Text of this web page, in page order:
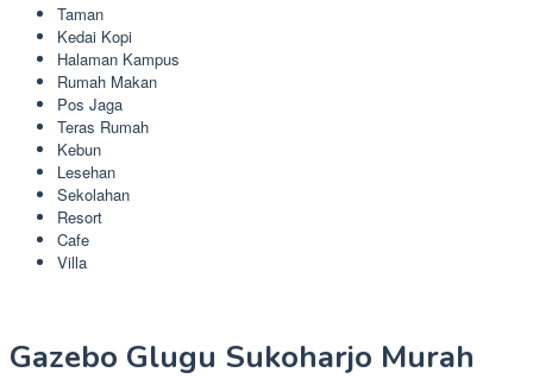
Taman
Kedai Kopi
Halaman Kampus
Rumah Makan
Pos Jaga
Teras Rumah
Kebun
Lesehan
Sekolahan
Resort
Cafe
Villa
Gazebo Glugu Sukoharjo Murah